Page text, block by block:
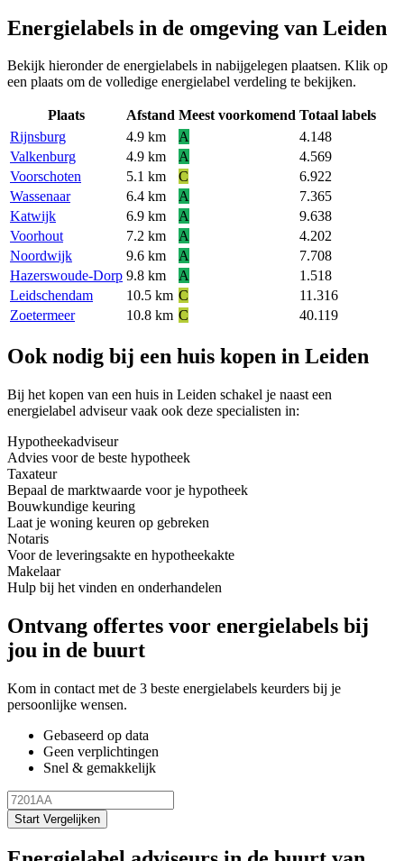
Energielabels in de omgeving van Leiden
Bekijk hieronder de energielabels in nabijgelegen plaatsen. Klik op
een plaats om de volledige energielabel verdeling te bekijken.
Plaats Afstand Meest voorkomend Totaal labels
Rijnsburg
4.9 km A
4.148
Valkenburg
4.9 km A
4.569
Voorschoten
5.1 km C
6.922
Wassenaar
6.4 km A
7.365
Katwijk
6.9 km A
9.638
Voorhout
7.2 km A
4.202
Noordwijk
9.6 km A
7.708
Hazerswoude-Dorp 9.8 km A
1.518
Leidschendam
10.5 km C
11.316
Zoetermeer
10.8 km C 40.119
Ook nodig bij een huis kopen in Leiden
Bij het kopen van een huis in Leiden schakel je naast een
energielabel adviseur vaak ook deze specialisten in:
Hypotheekadviseur
Advies voor de beste hypotheek
Taxateur
Bepaal de marktwaarde voor je hypotheek
Bouwkundige keuring
Laat je woning keuren op gebreken
Notaris
Voor de leveringsakte en hypotheekakte
Makelaar
Hulp bij het vinden en onderhandelen
Ontvang offertes voor energielabels bij
jou in de buurt
Kom in contact met de 3 beste energielabels keurders bij je
persoonlijke wensen.
Gebaseerd op data
Geen verplichtingen
Snel & gemakkelijk
Start Vergelijken